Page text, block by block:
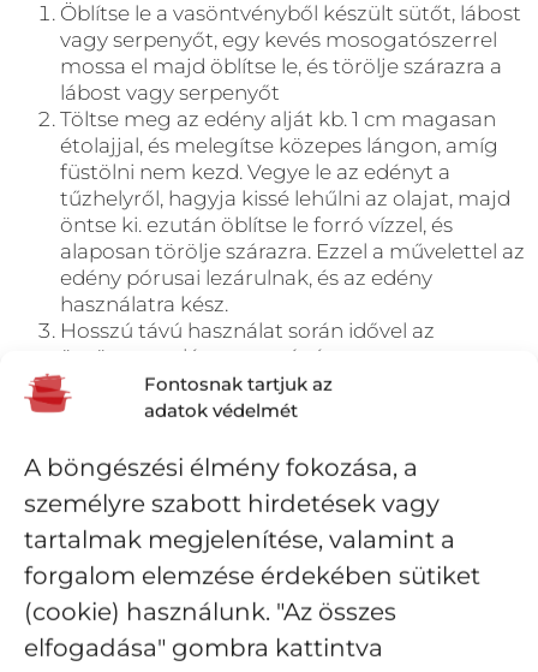
Fontosnak tartjuk az
adatok védelmét
A böngészési élmény fokozása, a
személyre szabott hirdetések vagy
tartalmak megjelenítése, valamint a
forgalom elemzése érdekében sütiket
(cookie) használunk. "Az összes
elfogadása" gombra kattintva
Öblítse le a vasöntvényből készült sütőt, lábost
vagy serpenyőt, egy kevés mosogatószerrel
mossa el majd öblítse le, és törölje szárazra a
lábost vagy serpenyőt
Töltse meg az edény alját kb. 1 cm magasan
étolajjal, és melegítse közepes lángon, amíg
füstölni nem kezd. Vegye le az edényt a
tűzhelyről, hagyja kissé lehűlni az olajat, majd
öntse ki. ezután öblítse le forró vízzel, és
alaposan törölje szárazra. Ezzel a művelettel az
edény pórusai lezárulnak, és az edény
használatra kész.
Hosszú távú használat során idővel az
öntöttvas edényen a zsírréteg egy
természetes „védőfilmréteget” (patinát) alakít
ki, ami meggátolja, hogy az étel odaégjen. Ezt
ne használjon dörzsszivacsot vagy drótkefét.
Használat után elegendő forró vízzel leöblíteni,
majd szárazra törölni az edényt.